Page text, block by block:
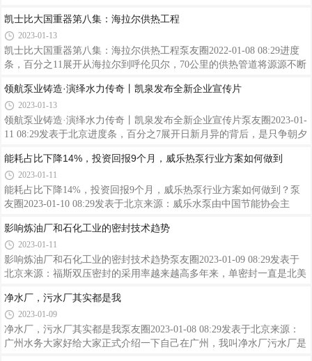
在智慧水务方面的专业技术与经验优势，为中国水利事业的智慧发展做
出贡献。赛莱默的产品和服务专注于市政、工业、 建筑、水利等领域
的水输送、水处理、水测试、水监测和水回用，并为水、 电力和天然
气等公用事业提供丰富且先进的产品组合，包括智能计量、管网技术和
解决方案的
凯士比大国重器第八集：海拉尔供热工程
2023-01-13
凯士比大国重器第八集：海拉尔供热工程泵友圈2022-01-08 08:29进度
条，百分之11展开从海拉尔到呼伦贝尔，70公里的供热管道将源源不断
日严寒。远距离管道供热最大的难点在于热量流
领航泵业铸造·演绎水力传奇丨凯泉发布全新企业宣传片
2023-01-13
领航泵业铸造·演绎水力传奇丨凯泉发布全新企业宣传片泵友圈2023-01-
11 08:29发表于北京进度条，百分之7展开日新月异的背后，是只争朝夕
立足于泵、专注于泵工业的锐意进取，致力于持续深化研究与创新水泵
产品，并不断构筑优化，以泵为核心的系统能效，让每个组织都能实现
资源的节约与高效利用。观看820
能耗占比下降14%，投资回报9个月，威乐热泵行业方案如何做到
2023-01-11
能耗占比下降14%，投资回报9个月，威乐热泵行业方案如何做到？泵
友圈2023-01-10 08:29发表于北京来源：威乐水泵由中国节能协会主
2022中国热泵行业年会的开幕式上，威乐中国配套业务技术负责人何东
波进行了《高效水泵解决方案助力热泵行业绿色发展》主题分享。威乐
中国配套业务技术负责人何东波威乐集团是全球领先的优质水泵及水泵
系统供应商，1872年在德国多特蒙德成立，其产品主要应用于建筑服
环增压泵
影响炼油厂和石化工业的密封技术趋势
2023-01-11
影响炼油厂和石化工业的密封技术趋势泵友圈2023-01-09 08:29发表于
北京来源：福斯双压密封的采用率越来越高多年来，单密封一直是北美
现，自2010年以来，北美碳氢化合物应用中使用的双重密封比率增加了
7%至约50%。根据目前的趋势，我们估计在15年内，80%的新的和升级
的碳氢化合物应用将采用双重密封。但是，由于各种因素的影响，预计
未来十年双密封的采用率将会加快，我们将在本文中介绍这些因素。双
净水厂，污水厂其实都是我
2023-01-09
净水厂，污水厂其实都是我泵友圈2023-01-08 08:29发表于北京来源：
广州水务大家好给大家正式介绍一下自己在广州，我叫净水厂污水厂是